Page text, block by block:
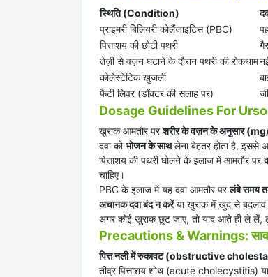
स्थिति (Condition)
प्राइमरी बिलियरी कोलैंजाइटिस (PBC)
पित्ताशय की छोटी पथरी
तेज़ी से वज़न घटाने के दौरान पथरी की रोकथाम
कोलेस्टेटिक खुजली
फैटी लिवर (डॉक्टर की सलाह पर)
Dosage Guidelines For
खुराक आमतौर परशरीर के वज़न के अनुसार
दवा कोभोजन के साथलेना बेहतर होता है, इससे
पित्ताशय की पथरी घोलने के इलाज में आमतौर पर
चाहिए।
PBC के इलाज में यह दवा आमतौर परलंबे समय
अचानक दवा बंद न करेंया खुराक में खुद से बदलाव
अगर कोई खुराक छूट जाए, तो याद आते ही ले लें,
Precautions & Warnings:
पित्त नली में रुकावट (obstructive
तीव्र पित्ताशय शोथ (acute cholecystitis) या